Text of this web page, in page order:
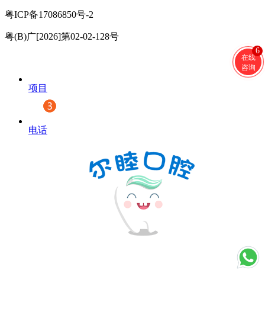
在线
咨询
6
粤ICP备17086850号-2
粤(B)广[2026]第02-02-128号
项目
电话